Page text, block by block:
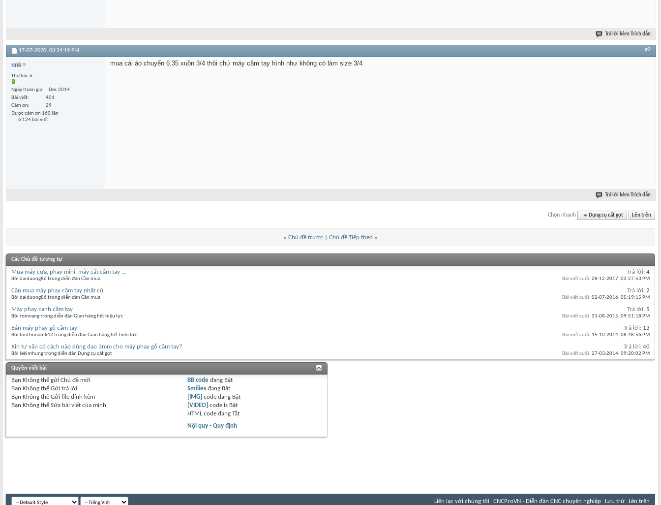
Trả lời kèm Trích dẫn
17-07-2020, 08:24:19 PM #2
nnk
Thợ bậc 6
Ngày tham gia
Dec 2014
Bài viết
401
Cám ơn
29
Được cám ơn 160 lần
ở 124 bài viết
mua cái áo chuyển 6.35 xuồn 3/4 thôi chứ máy cầm tay hình như không có làm size 3/4
Trả lời kèm Trích dẫn
Chọn nhanh Dụng cụ cắt gọt Lên trên
« Chủ đề trước Chủ đề Tiếp theo »
Các Chủ đề tương tự
Mua máy cưa, phay mini, máy cắt cầm tay ...
Bởi daiduong86 trong diễn đàn Cần mua
Trả lời: 4
Bài viết cuối: 28-12-2017, 03:27:53 PM
Cần mua máy phay cầm tay nhật cũ
Bởi daiduong86 trong diễn đàn Cần mua
Trả lời: 2
Bài viết cuối: 02-07-2016, 05:19:15 PM
Máy phay cạnh cầm tay
Bởi romvang trong diễn đàn Gian hàng hết hiệu lực
Trả lời: 5
Bài viết cuối: 31-08-2015, 09:51:18 PM
Bán máy phay gỗ cầm tay
Bởi buithonamk42 trong diễn đàn Gian hàng hết hiệu lực
Trả lời: 13
Bài viết cuối: 15-10-2014, 08:48:56 PM
Xin tư vấn có cách nào dùng dao 3mm cho máy phay gỗ cầm tay?
Bởi lekimhung trong diễn đàn Dụng cụ cắt gọt
Trả lời: 40
Bài viết cuối: 27-03-2014, 09:20:02 PM
Quyền viết bài
Bạn Không thể gửi Chủ đề mới
Bạn Không thể Gửi trả lời
Bạn Không thể Gửi file đính kèm
Bạn Không thể Sửa bài viết của mình
BB codeđang Bật
Smiliesđang Bật
[IMG] code đang Bật
[VIDEO] code is Bật
HTML code đang Tắt
Nội quy - Quy định
Liên lạc với chúng tôi CNCProVN - Diễn đàn CNC chuyên nghiệp Lưu trữ Lên trên